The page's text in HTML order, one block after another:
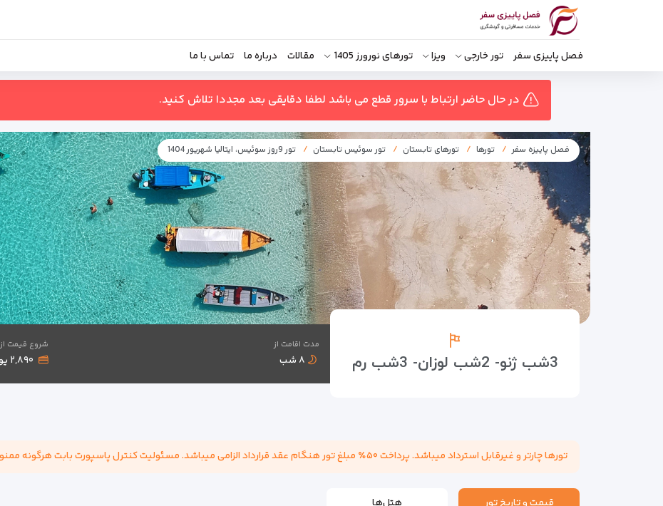
فصل پاییزی سفر تور خارجی ویزا تورهای نورورز 1405 مقالات درباره ما تماس با ما
در حال حاضر ارتباط با سرور قطع می باشد لطفا دقایقی بعد مجددا تلاش کنید.
فصل پاییزه سفر تورها تورهای تابستان تور سوئیس تابستان تور 9روز سوئیس، ایتالیا شهریور 1404
3شب ژنو- 2شب لوزان- 3شب رم
مدت اقامت از
۸ شب
شروع قیمت از
۲,۸۹۰ یورو
تورها چارتر و غیرقابل استرداد میباشد. پرداخت ۵۰٪ مبلغ تور هنگام عقد قرارداد الزامی میباشد. مسئولیت کنترل پاسپورت بابت هرگونه ممنوعیت خروج از کشور به عهده مسافر میباشد.